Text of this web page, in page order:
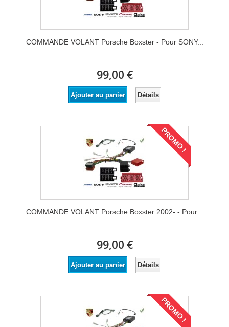
COMMANDE VOLANT Porsche Boxster - Pour SONY...
99,00 €
Ajouter au panier Détails
PROMO !
COMMANDE VOLANT Porsche Boxster 2002- - Pour...
99,00 €
Ajouter au panier Détails
PROMO !